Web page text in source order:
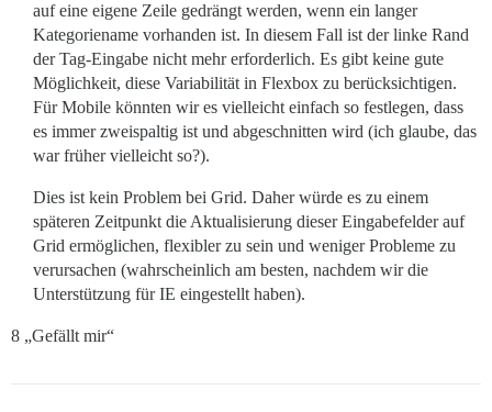
auf eine eigene Zeile gedrängt werden, wenn ein langer
Kategoriename vorhanden ist. In diesem Fall ist der linke Rand
der Tag-Eingabe nicht mehr erforderlich. Es gibt keine gute
Möglichkeit, diese Variabilität in Flexbox zu berücksichtigen.
Für Mobile könnten wir es vielleicht einfach so festlegen, dass
es immer zweispaltig ist und abgeschnitten wird (ich glaube, das
war früher vielleicht so?).
Dies ist kein Problem bei Grid. Daher würde es zu einem
späteren Zeitpunkt die Aktualisierung dieser Eingabefelder auf
Grid ermöglichen, flexibler zu sein und weniger Probleme zu
verursachen (wahrscheinlich am besten, nachdem wir die
Unterstützung für IE eingestellt haben).
8 „Gefällt mir“